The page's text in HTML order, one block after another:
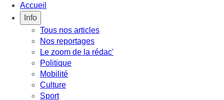
Accueil
Info
Tous nos articles
Nos reportages
Le zoom de la rédac'
Politique
Mobilité
Culture
Sport